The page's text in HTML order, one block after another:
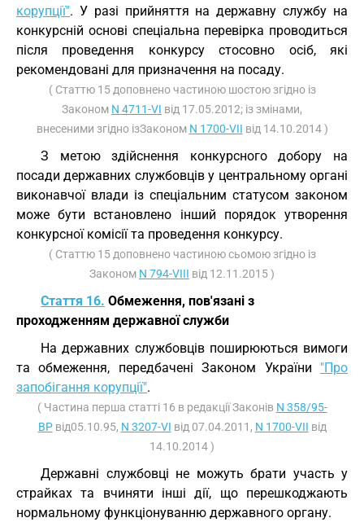
корупції". У разі прийняття на державну службу на
конкурсній основі спеціальна перевірка проводиться
після проведення конкурсу стосовно осіб, які
рекомендовані для призначення на посаду.
( Статтю 15 доповнено частиною шостою згідно із
Законом N 4711-VI від 17.05.2012; із змінами,
внесеними згідно ізЗаконом N 1700-VII від 14.10.2014 )
З метою здійснення конкурсного добору на
посади державних службовців у центральному органі
виконавчої влади із спеціальним статусом законом
може бути встановлено інший порядок утворення
конкурсної комісії та проведення конкурсу.
( Статтю 15 доповнено частиною сьомою згідно із
Законом N 794-VIII від 12.11.2015 )
Стаття 16. Обмеження, пов'язані з
проходженням державної служби
На державних службовців поширюються вимоги
та обмеження, передбачені Законом України "Про
запобігання корупції".
( Частина перша статті 16 в редакції Законів N 358/95-
ВРвід05.10.95, N 3207-VI від 07.04.2011, N 1700-VII від
14.10.2014 )
Державні службовці не можуть брати участь у
страйках та вчиняти інші дії, що перешкоджають
нормальному функціонуванню державного органу.